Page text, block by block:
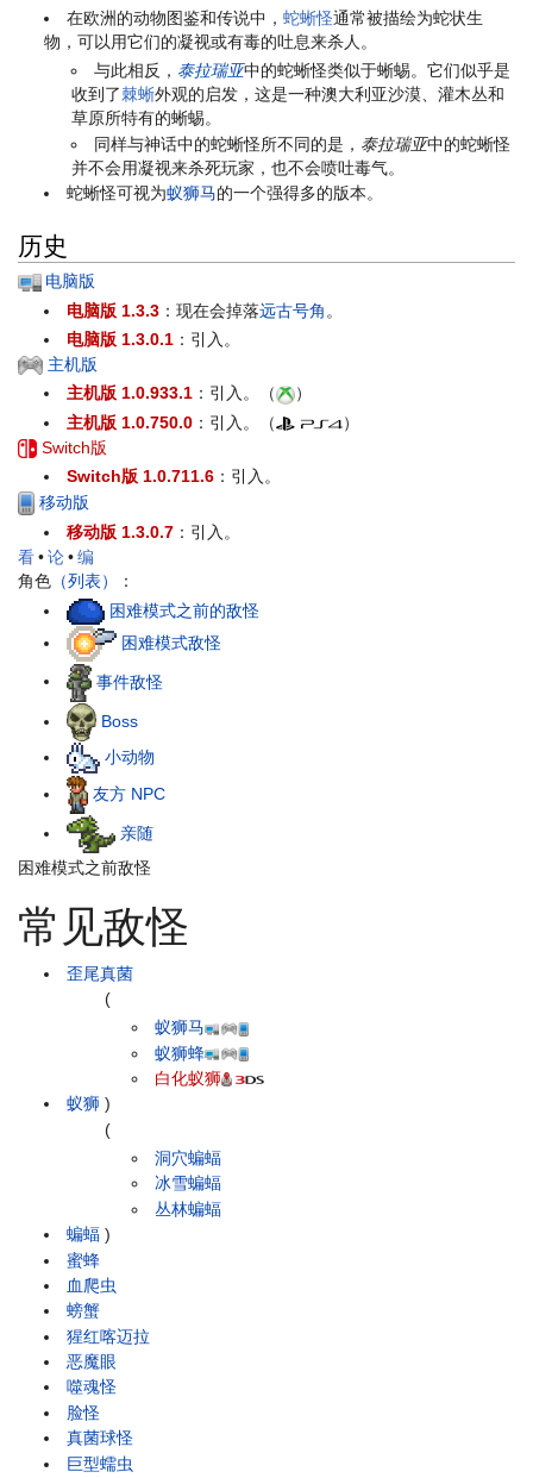
在欧洲的动物图鉴和传说中，蛇蜥怪通常被描绘为蛇状生
物，可以用它们的凝视或有毒的吐息来杀人。
与此相反， 泰拉瑞亚中的蛇蜥怪类似于蜥蜴。它们似乎是
收到了棘蜥外观的启发，这是一种澳大利亚沙漠、灌木丛和
草原所特有的蜥蜴。
同样与神话中的蛇蜥怪所不同的是， 泰拉瑞亚中的蛇蜥怪
并不会用凝视来杀死玩家，也不会喷吐毒气。
蛇蜥怪可视为蚁狮马的一个强得多的版本。
历史
电脑版
电脑版 1.3.3 ：现在会掉落远古号角 。
电脑版 1.3.0.1 ：引入。
主机版
主机版 1.0.933.1 ：引入。（
）
主机版 1.0.750.0 ：引入。（
）
Switch版
Switch版 1.0.711.6 ：引入。
移动版
移动版 1.3.0.7 ：引入。
看•论•编
角色 （列表）
：
困难模式之前的敌怪
困难模式敌怪
事件敌怪
Boss
小动物
友方 NPC
亲随
困难模式之前敌怪
常见敌怪
歪尾真菌
蚁狮
(
蚁狮马
蚁狮蜂
白化蚁狮
)
蝙蝠
(
洞穴蝙蝠
冰雪蝙蝠
丛林蝙蝠
)
蜜蜂
血爬虫
螃蟹
猩红喀迈拉
恶魔眼
噬魂怪
脸怪
真菌球怪
巨型蠕虫